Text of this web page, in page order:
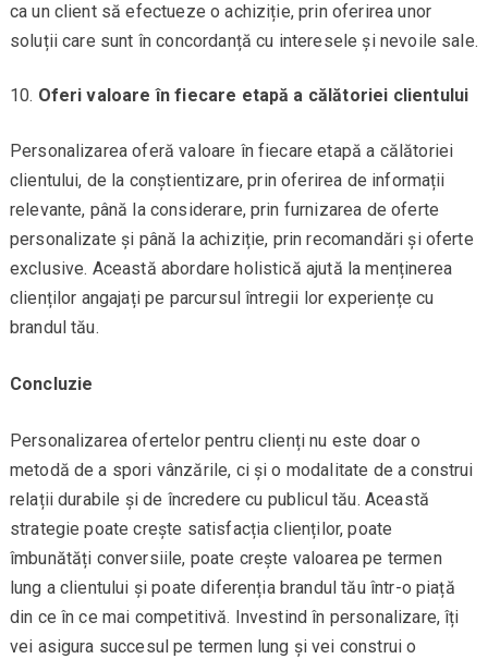
ca un client să efectueze o achiziție, prin oferirea unor
soluții care sunt în concordanță cu interesele și nevoile sale.
Oferi valoare în fiecare etapă a călătoriei clientului
Personalizarea oferă valoare în fiecare etapă a călătoriei
clientului, de la conștientizare, prin oferirea de informații
relevante, până la considerare, prin furnizarea de oferte
personalizate și până la achiziție, prin recomandări și oferte
exclusive. Această abordare holistică ajută la menținerea
clienților angajați pe parcursul întregii lor experiențe cu
brandul tău.
Concluzie
Personalizarea ofertelor pentru clienți nu este doar o
metodă de a spori vânzările, ci și o modalitate de a construi
relații durabile și de încredere cu publicul tău. Această
strategie poate crește satisfacția clienților, poate
îmbunătăți conversiile, poate crește valoarea pe termen
lung a clientului și poate diferenția brandul tău într-o piață
din ce în ce mai competitivă. Investind în personalizare, îți
vei asigura succesul pe termen lung și vei construi o